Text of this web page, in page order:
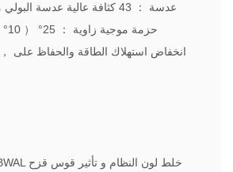
عدسة ：
حزمة موجية زاوية ：
（
，
موحد ودقيق RGBWAL خلط لون النظام و تأثير قوس قزح